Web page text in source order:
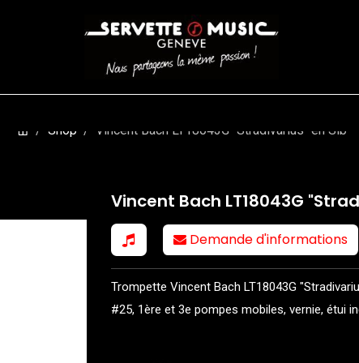
Shop Vincent Bach LT18043G "Stradivarius" en Sib
Vincent Bach LT18043G
Demande d'informations
Trompette Vincent Bach LT18043G
#25, 1ère et 3e pompes mobiles, vernie, étui